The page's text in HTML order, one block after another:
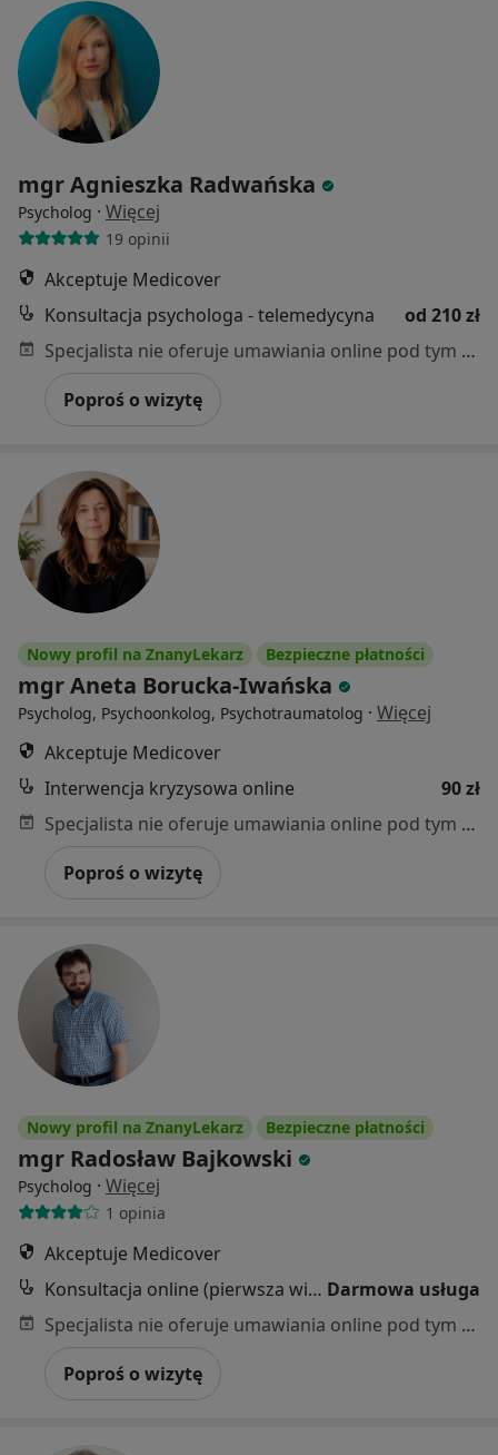
mgr Agnieszka Radwańska
Psycholog · Więcej
19 opinii
Akceptuje Medicover
Konsultacja psychologa - telemedycyna
od 210 zł
Specjalista nie oferuje umawiania online pod tym adresem.
Poproś o wizytę
Nowy profil na ZnanyLekarz Bezpieczne płatności
mgr Aneta Borucka-Iwańska
Psycholog, Psychoonkolog, Psychotraumatolog · Więcej
Akceptuje Medicover
Interwencja kryzysowa online
90 zł
Specjalista nie oferuje umawiania online pod tym adresem.
Poproś o wizytę
Nowy profil na ZnanyLekarz Bezpieczne płatności
mgr Radosław Bajkowski
Psycholog · Więcej
1 opinia
Akceptuje Medicover
Konsultacja online (pierwsza wizyta) Darmowa usługa
Specjalista nie oferuje umawiania online pod tym adresem.
Poproś o wizytę